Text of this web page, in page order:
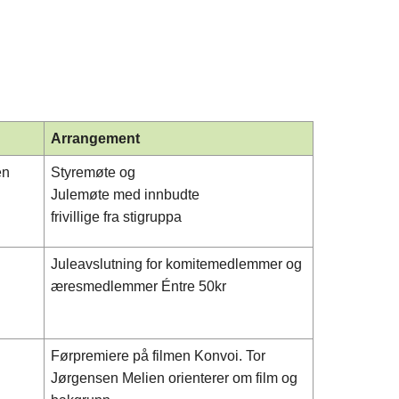
Arrangement
Styremøte og
Julemøte med innbudte
frivillige fra stigruppa
Juleavslutning for komitemedlemmer og
æresmedlemmer Éntre 50kr
Førpremiere på filmen Konvoi. Tor
Jørgensen Melien orienterer om film og